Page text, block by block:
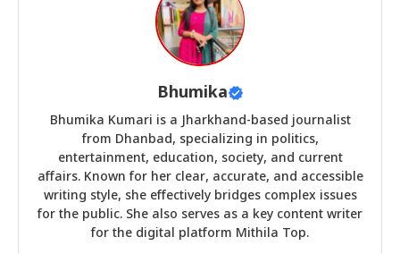
Bhumika
Bhumika Kumari is a Jharkhand-based journalist
from Dhanbad, specializing in politics,
entertainment, education, society, and current
affairs. Known for her clear, accurate, and accessible
writing style, she effectively bridges complex issues
for the public. She also serves as a key content writer
for the digital platform Mithila Top.